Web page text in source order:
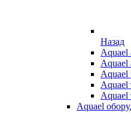
Назад
Aquael
Aquael
Aquael
Aquael